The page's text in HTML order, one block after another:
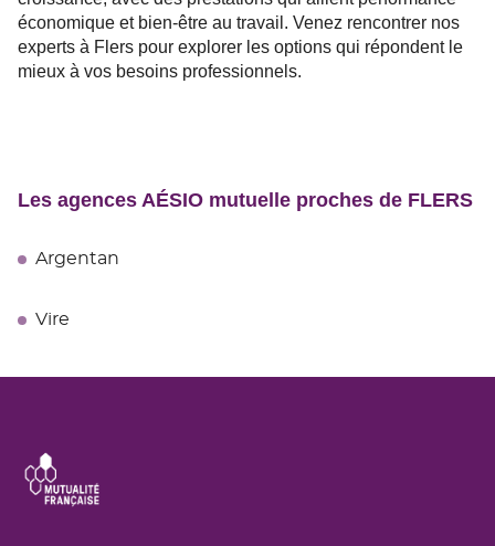
économique et bien-être au travail. Venez rencontrer nos
experts à Flers pour explorer les options qui répondent le
mieux à vos besoins professionnels.
Les agences AÉSIO mutuelle proches de FLERS
Argentan
Vire